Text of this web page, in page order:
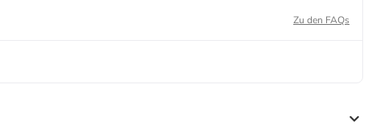
Zu den FAQs